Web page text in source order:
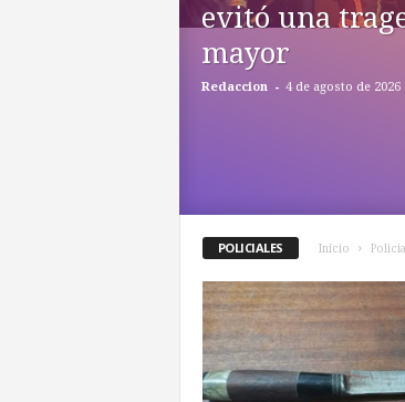
evitó una
mayor
Redaccion - 4 de agosto de 2026
POLICIALES Inicio